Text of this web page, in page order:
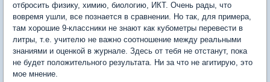
отбросить физику, химию, биологию, ИКТ. Очень рады, что
вовремя ушли, все познается в сравнении. Но так, для примера,
там хорошие 9-классники не знают как кубометры перевести в
литры, т.е. учителю не важно соотношение между реальными
знаниями и оценкой в журнале. Здесь от тебя не отстанут, пока
не будет положительного результата. Ни за что не агитирую, это
мое мнение.